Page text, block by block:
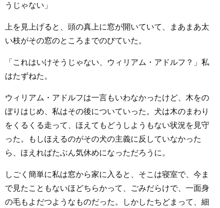
うじゃない」
上を見上げると、頭の真上に窓が開いていて、まあまあ太
い枝がその窓のところまでのびていた。
「これはいけそうじゃない、ウィリアム・アドルフ？」私
はたずねた。
ウィリアム・アドルフは一言もいわなかったけど、木をの
ぼりはじめ、私はその後についていった。犬は木のまわり
をくるくる走って、ほえてもどうしようもない状況を見守
った。もしほえるのがその犬の主義に反していなかった
ら、ほえればたぶん気休めになっただろうに。
しごく簡単に私は窓から家に入ると、そこは寝室で、今ま
で見たこともないほどちらかって、ごみだらけで、一面身
の毛もよだつようなものだった。しかしたちどまって、細